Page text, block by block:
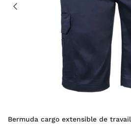
Bermuda cargo extensible de travail